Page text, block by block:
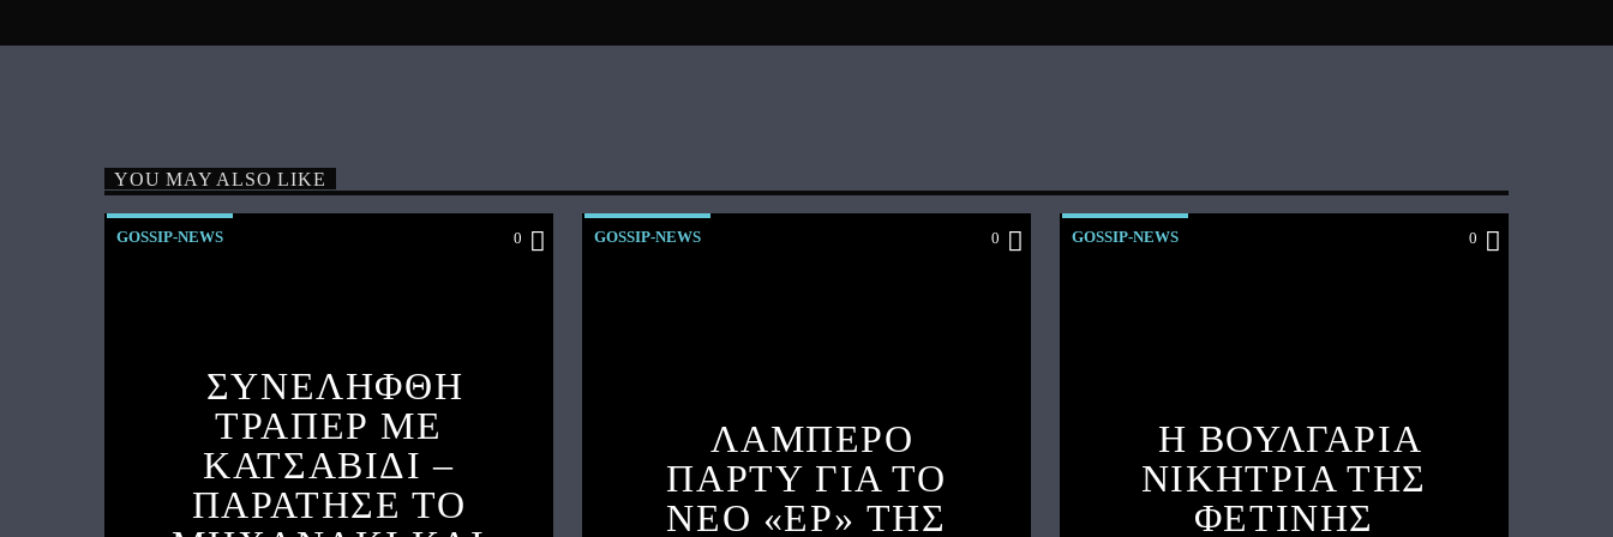
YOU MAY ALSO LIKE
GOSSIP-NEWS 0
ΣΥΝΕΛΗΦΘΗ
ΤΡΑΠΕΡ ΜΕ
ΚΑΤΣΑΒΙΔΙ –
ΠΑΡΑΤΗΣΕ ΤΟ
GOSSIP-NEWS 0
ΛΑΜΠΕΡΟ
ΠΑΡΤΥ ΓΙΑ ΤΟ
ΝΕΟ «EP» ΤΗΣ
GOSSIP-NEWS 0
Η ΒΟΥΛΓΑΡΙΑ
ΝΙΚΗΤΡΙΑ ΤΗΣ
ΦΕΤΙΝΗΣ